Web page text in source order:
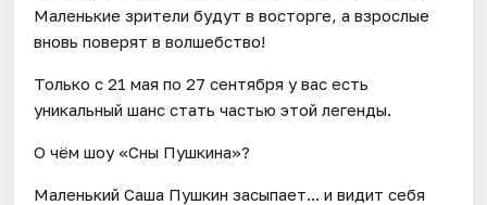
Маленькие зрители будут в восторге, а взрослые
вновь поверят в волшебство!
Только с 21 мая по 27 сентября у вас есть
уникальный шанс стать частью этой легенды.
О чём шоу «Сны Пушкина»?
Маленький Саша Пушкин засыпает... и видит себя